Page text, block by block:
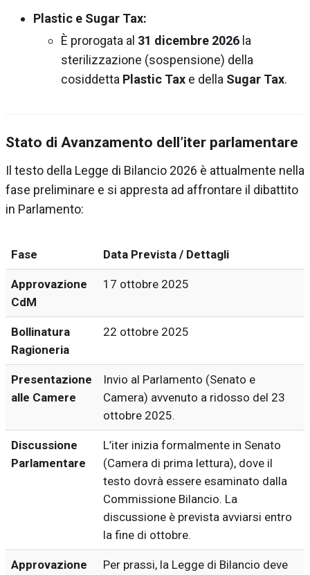
Plastic e Sugar Tax:
È prorogata al 31 dicembre 2026 la
sterilizzazione (sospensione) della
cosiddetta Plastic Tax e della Sugar Tax.
Stato di Avanzamento dell’iter parlamentare
Il testo della Legge di Bilancio 2026 è attualmente nella
fase preliminare e si appresta ad affrontare il dibattito
in Parlamento:
Fase Data Prevista / Dettagli
Approvazione
CdM
17 ottobre 2025
Bollinatura
Ragioneria
22 ottobre 2025
Presentazione
alle Camere
Invio al Parlamento (Senato e
Camera) avvenuto a ridosso del 23
ottobre 2025.
Discussione
Parlamentare
L’iter inizia formalmente in Senato
(Camera di prima lettura), dove il
testo dovrà essere esaminato dalla
Commissione Bilancio. La
discussione è prevista avviarsi entro
la fine di ottobre.
Approvazione
Per prassi, la Legge di Bilancio deve